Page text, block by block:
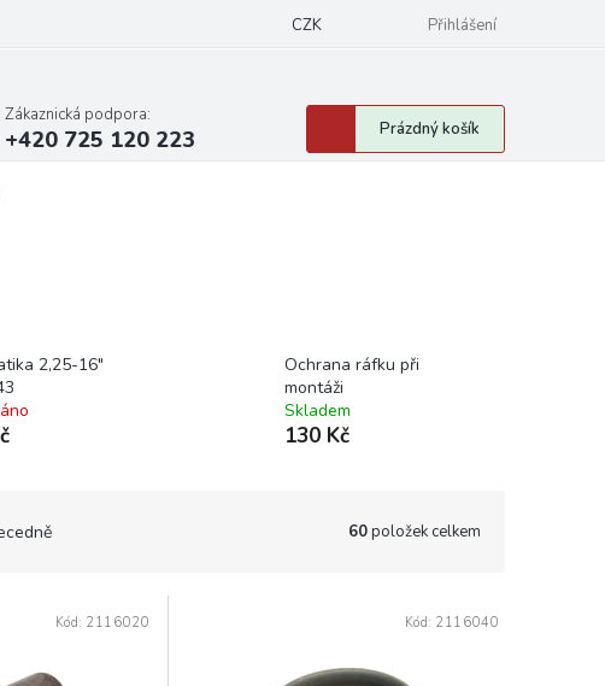
CZK Přihlášení
Zákaznická podpora:
+420 725 120 223
Nákupní
košík
Prázdný košík
2,25-16"
Ochrana ráfku při
montáži
Skladem
130 Kč
60položek celkem
Kód: 2116020 Kód: 2116040